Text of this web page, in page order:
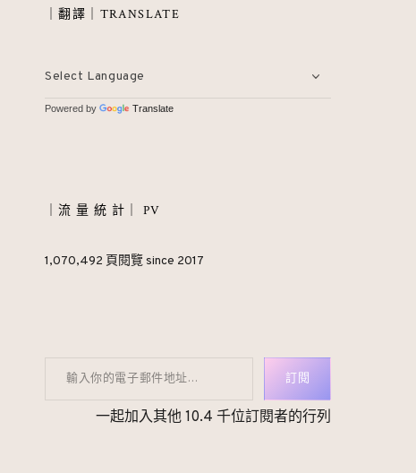
｜翻譯｜TRANSLATE
Powered by Translate
｜流 量 統 計｜ PV
1,070,492 頁閱覽 since 2017
訂閱
一起加入其他 10.4 千位訂閱者的行列